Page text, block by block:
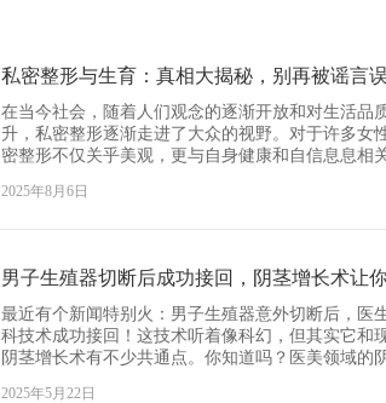
私密整形与生育：真相大揭秘，别再被谣言误
在当今社会，随着人们观念的逐渐开放和对生活品
升，私密整形逐渐走进了大众的视野。对于许多女
密整形不仅关乎美观，更与自身健康和自信息息相
多人心头：私密整形会影响生育吗？今天，我们就
整形术、处女膜修复术等。阴道紧缩术主要是通过
复松弛的阴道肌肉和黏膜，增强阴道的紧致度；小
则是针对小阴唇肥大、不对称等问题进行矫正，改
能；处女膜修复术是利用残存的处女膜，通过手术
使其恢复到破裂前的状态。这些手术的目的都是为
常情况下私密整形不影响生育 从医学角度来看，一般情况
2025年8月6日
最近有个新闻特别火：男子生殖器意外切断后，医
科技术成功接回！这技术听着像科幻，但其实它和
阴茎增长术有不少共通点。你知道吗？医美领域的
2025年5月22日